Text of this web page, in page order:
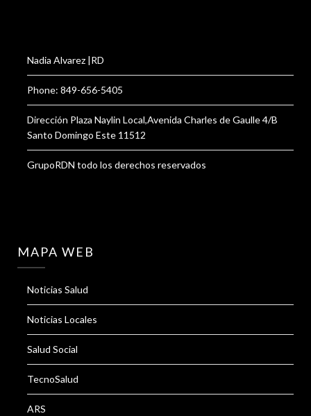
Nadia Alvarez |RD
Phone: 849-656-5405
Dirección Plaza Naylin Local,Avenida Charles de Gaulle 4/B
Santo Domingo Este 11512
GrupoRDN todo los derechos reservados
MAPA WEB
Noticias Salud
Noticias Locales
Salud Social
TecnoSalud
ARS